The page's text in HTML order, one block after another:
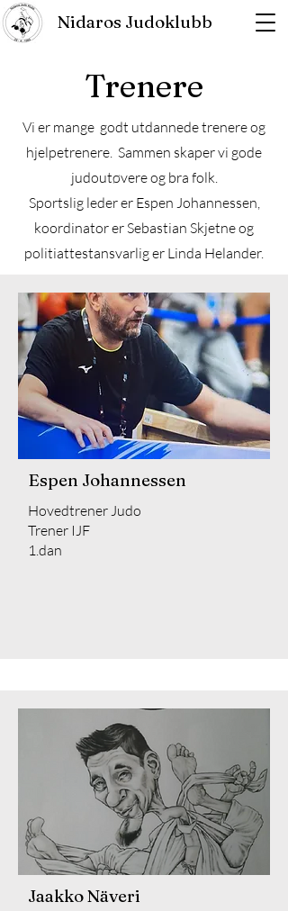
Nidaros Judoklubb
Trenere
Vi er mange godt utdannede trenere og
hjelpetrenere. Sammen skaper vi gode
judoutøvere og bra folk.
Sportslig leder er Espen Johannessen,
koordinator er Sebastian Skjetne og
politiattestansvarlig er Linda Helander.
Espen Johannessen
Hovedtrener Judo
Trener IJF
1.dan
Jaakko Näveri